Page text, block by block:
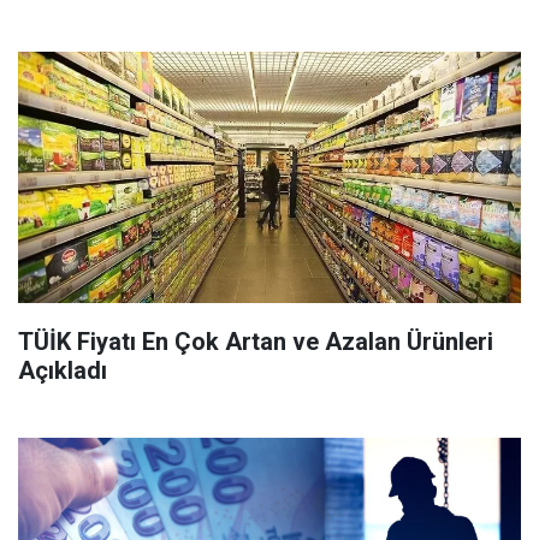
TÜİK Fiyatı En Çok Artan ve Azalan Ürünleri
Açıkladı